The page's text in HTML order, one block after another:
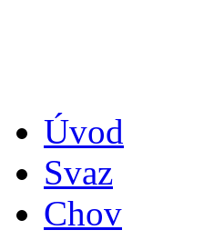
Úvod
Svaz
Chov